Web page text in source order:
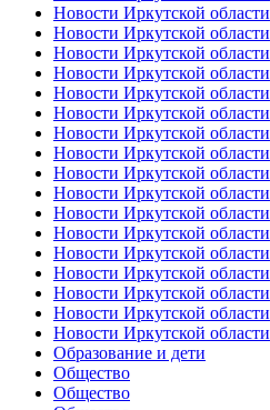
Новости Иркутской области
Новости Иркутской области
Новости Иркутской области
Новости Иркутской области
Новости Иркутской области
Новости Иркутской области
Новости Иркутской области
Новости Иркутской области
Новости Иркутской области
Новости Иркутской области
Новости Иркутской области
Новости Иркутской области
Новости Иркутской области
Новости Иркутской области
Новости Иркутской области
Новости Иркутской области
Новости Иркутской области
Образование и дети
Общество
Общество